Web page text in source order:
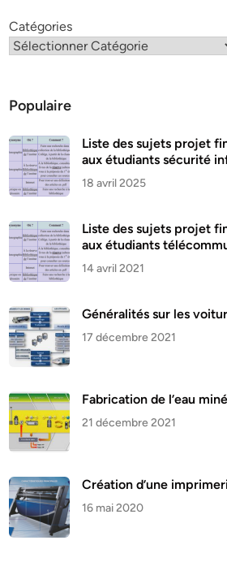
Catégories
Populaire
Liste des sujets projet
aux étudiants sécurité
18 avril 2025
Liste des sujets projet
aux étudiants
14 avril 2021
Généralités sur les
17 décembre 2021
Fabrication de l’eau
21 décembre 2021
Création d’une
16 mai 2020